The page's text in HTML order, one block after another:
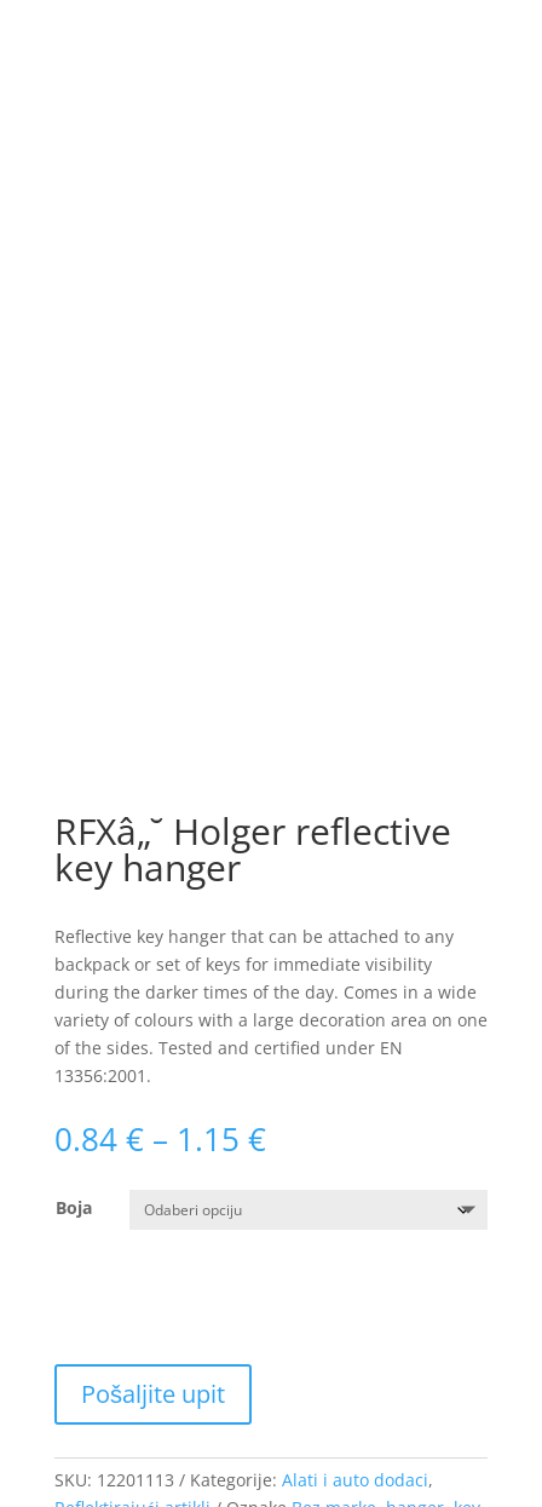
RFXâ„˘ Holger reflective
key hanger
Reflective key hanger that can be attached to any
backpack or set of keys for immediate visibility
during the darker times of the day. Comes in a wide
variety of colours with a large decoration area on one
of the sides. Tested and certified under EN
13356:2001.
0.84€ – 1.15 €Raspon
cijena:
Boja
SKU: 12201113 Kategorije: Alati i auto dodaci,